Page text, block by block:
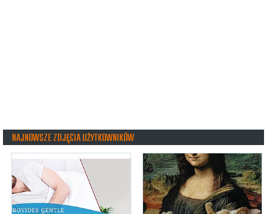
NAJNOWSZE ZDJĘCIA UŻYTKOWNIKÓW
snug360(22.07.2026, g. 12:52)